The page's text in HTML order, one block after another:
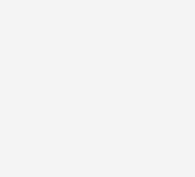
mit dem ERE